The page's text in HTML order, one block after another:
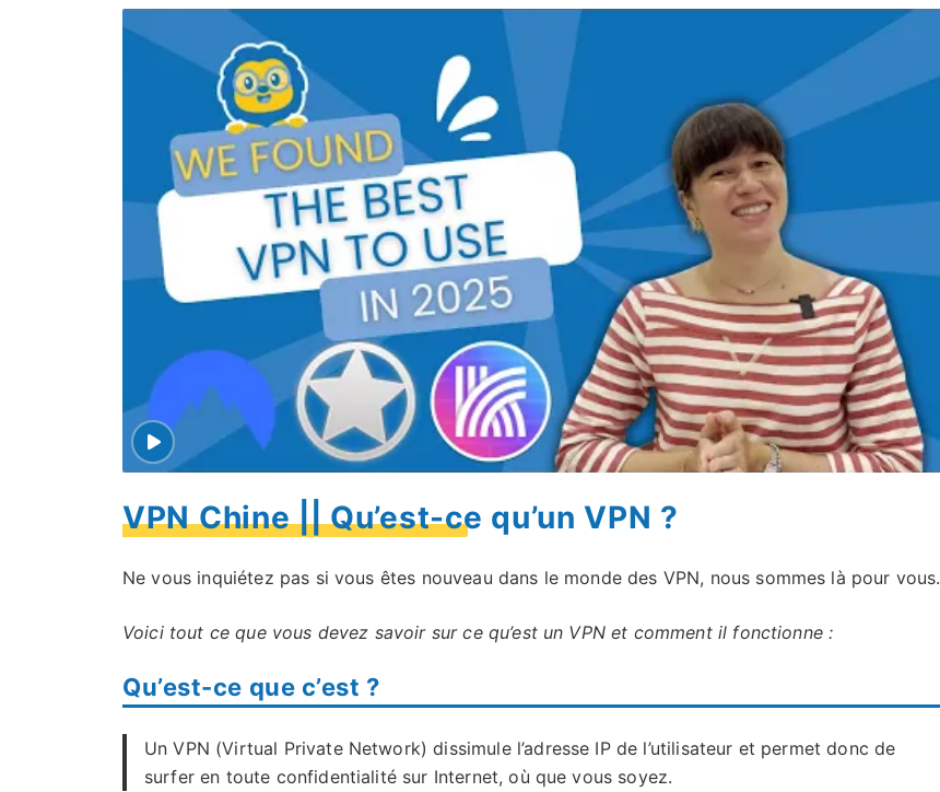
VPN Chine || Qu’est-ce qu’un VPN ?
Ne vous inquiétez pas si vous êtes nouveau dans le monde des VPN, nous sommes là pour vous.
Voici tout ce que vous devez savoir sur ce qu’est un VPN et comment il fonctionne :
Qu’est-ce que c’est ?
Un VPN (Virtual Private Network) dissimule l’adresse IP de l’utilisateur et permet donc de
surfer en toute confidentialité sur Internet, où que vous soyez.